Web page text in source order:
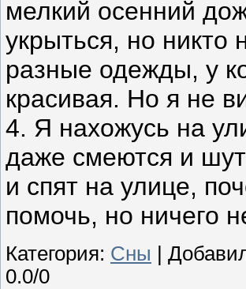
мелкий осенний
укрыться, но
разные одежды, у
красивая. Но я не
4. Я нахожусь на
даже смеются и
и спят на улице,
помочь, но ничего
Категория: Сны |
0.0/0